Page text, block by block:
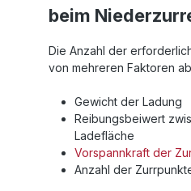
beim
Die Anzahl der
von mehreren Faktoren
Gewicht der Ladung
Reibungsbeiwert
Ladefläche
Vorspannkraft der
Anzahl der